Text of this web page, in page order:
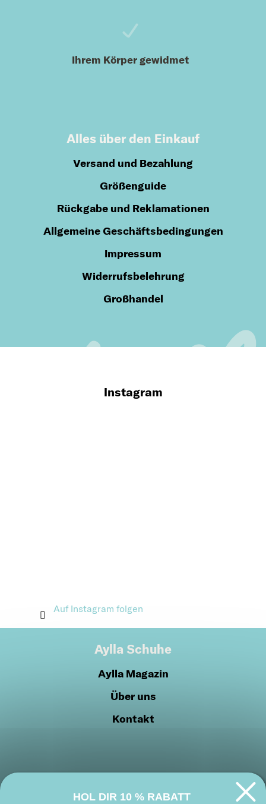
Ihrem Körper gewidmet
Alles über den Einkauf
Versand und Bezahlung
Größenguide
Rückgabe und Reklamationen
Allgemeine Geschäftsbedingungen
Impressum
Widerrufsbelehrung
Großhandel
Instagram
Auf Instagram folgen
Aylla Schuhe
Aylla Magazin
Über uns
Kontakt
HOL DIR 10 % RABATT